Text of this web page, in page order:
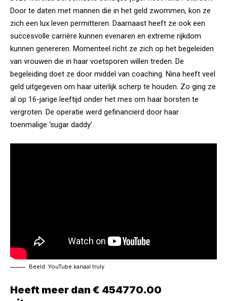
Door te daten met mannen die in het geld zwommen, kon ze
zich een lux leven permitteren. Daarnaast heeft ze ook een
succesvolle carrière kunnen evenaren en extreme rijkdom
kunnen genereren. Momenteel richt ze zich op het begeleiden
van vrouwen die in haar voetsporen willen treden. De
begeleiding doet ze door middel van coaching. Nina heeft veel
geld uitgegeven om haar uiterlijk scherp te houden. Zo ging ze
al op 16-jarige leeftijd onder het mes om haar borsten te
vergroten. De operatie werd gefinancierd door haar
toenmalige ‘sugar daddy’.
Beeld: YouTube kanaal truly
Heeft meer dan € 454770.00